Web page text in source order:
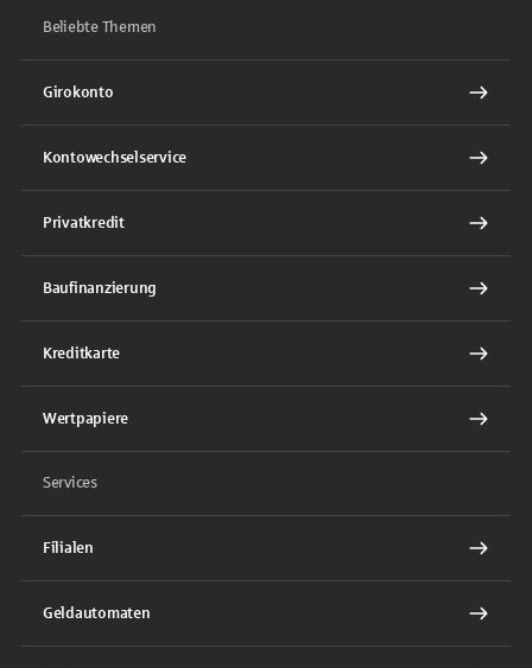
Beliebte Themen
Girokonto
Kontowechselservice
Privatkredit
Baufinanzierung
Kreditkarte
Wertpapiere
Services
Filialen
Geldautomaten